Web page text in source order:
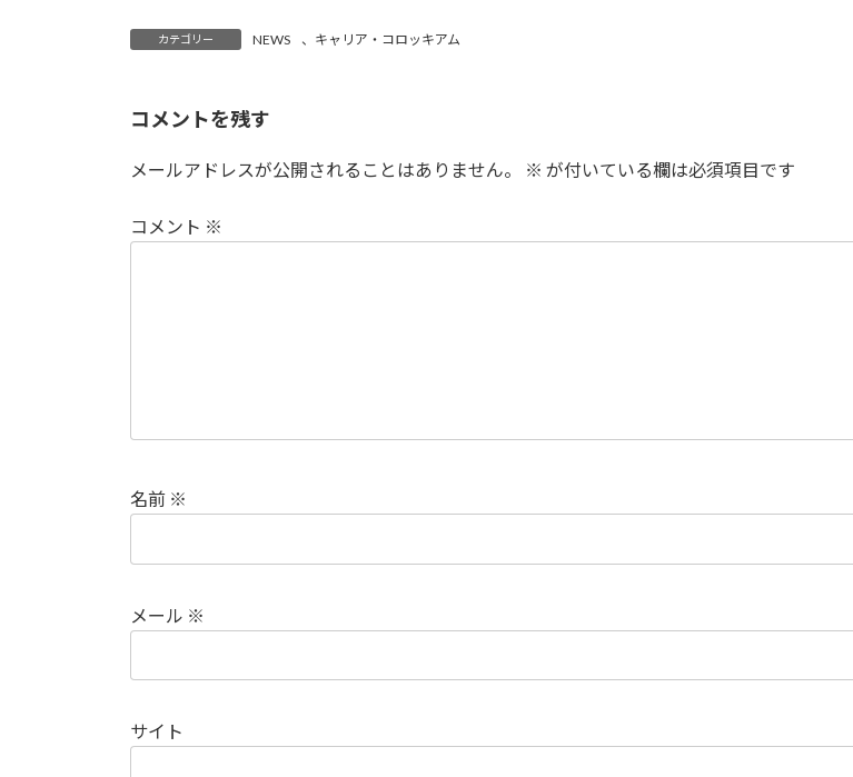
カテゴリー NEWS 、 キャリア・コロッキアム
コメントを残す
メールアドレスが公開されることはありません。 ※ が付いている欄は必須項目です
コメント ※
名前 ※
メール ※
サイト